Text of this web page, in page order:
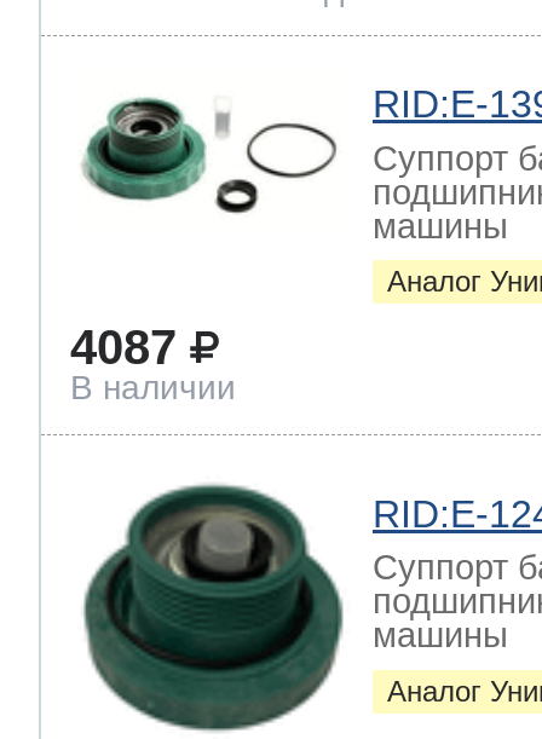
RID:E-
Суппорт
машины
Аналог
4087
В наличии
RID:E-
Суппорт
машины
Аналог